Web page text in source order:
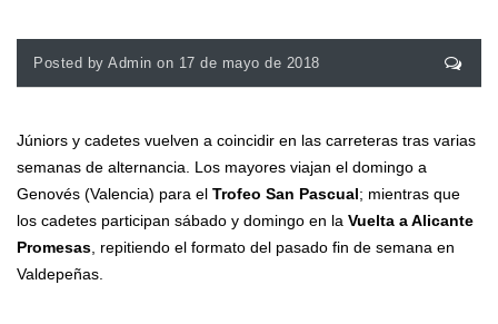
Posted by Admin on 17 de mayo de 2018
Júniors y cadetes vuelven a coincidir en las carreteras tras varias
semanas de alternancia. Los mayores viajan el domingo a
Genovés (Valencia) para el Trofeo San Pascual; mientras que
los cadetes participan sábado y domingo en la Vuelta a Alicante
Promesas , repitiendo el formato del pasado fin de semana en
Valdepeñas.